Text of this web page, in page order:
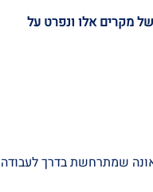
מקרים אלו ונפרט על
שמתרחשת בדרך לעבודה